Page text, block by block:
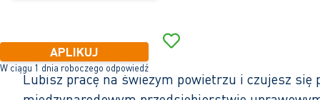
APLIKUJ
W ciągu 1 dnia roboczego odpowiedź
Lubisz pracę na świeżym powietrzu i czujesz